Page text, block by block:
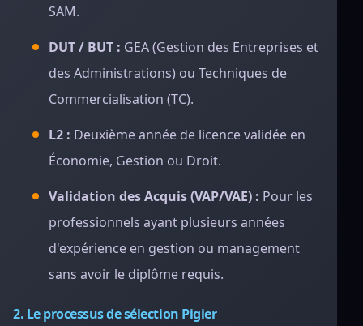
SAM.
DUT / BUT : GEA (Gestion des Entreprises et
des Administrations) ou Techniques de
Commercialisation (TC).
L2 : Deuxième année de licence validée en
Économie, Gestion ou Droit.
Validation des Acquis (VAP/VAE) : Pour les
professionnels ayant plusieurs années
d'expérience en gestion ou management
sans avoir le diplôme requis.
2. Le processus de sélection Pigier